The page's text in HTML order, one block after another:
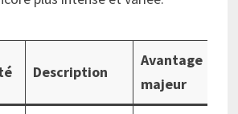
Description
Avantage
majeur